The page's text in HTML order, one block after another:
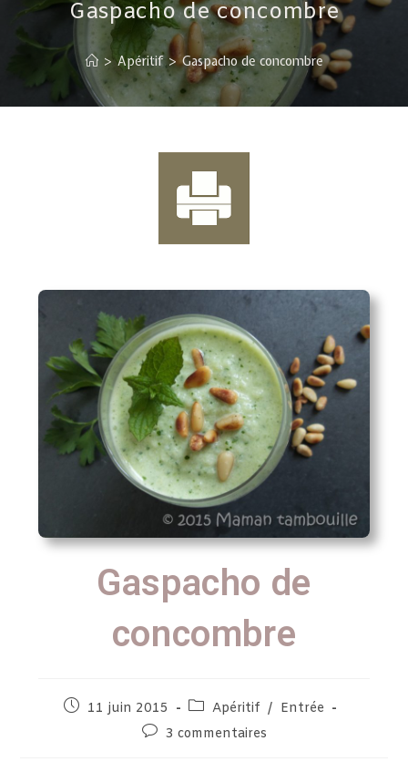
Gaspacho de concombre
> Apéritif > Gaspacho de concombre
Gaspacho de
concombre
11 juin 2015 Apéritif / Entrée
3 commentaires